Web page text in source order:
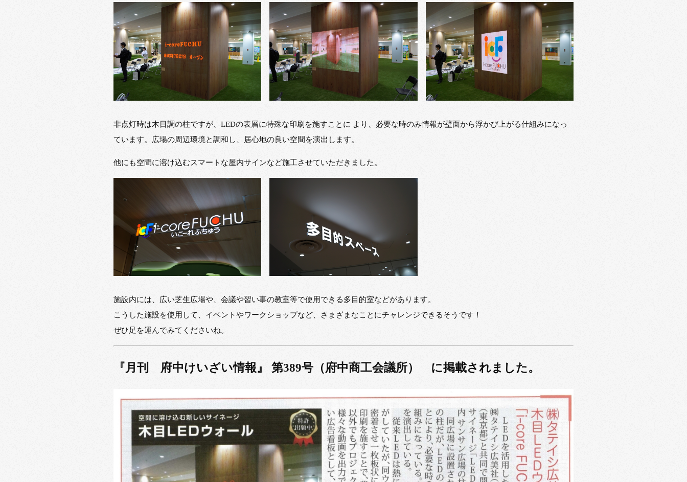
非点灯時は木目調の柱ですが、LEDの表層に特殊な印刷を施すことに より、必要な時のみ情報が壁面から浮かび上がる仕組みになっ
ています。広場の周辺環境と調和し、居心地の良い空間を演出します。
他にも空間に溶け込むスマートな屋内サインなど施工させていただきました。
施設内には、広い芝生広場や、会議や習い事の教室等で使用できる多目的室などがあります。
こうした施設を使用して、イベントやワークショップなど、さまざまなことにチャレンジできるそうです！
ぜひ足を運んでみてくださいね。
『月刊 府中けいざい情報』 第389号（府中商工会議所） に掲載されました。